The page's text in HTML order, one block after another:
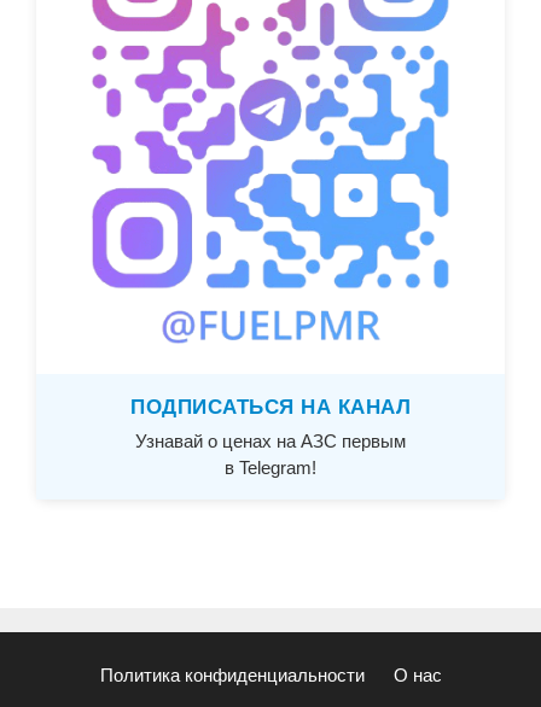
ПОДПИСАТЬСЯ НА КАНАЛ
Узнавай о ценах на АЗС первым
в Telegram!
Политика конфиденциальности О нас